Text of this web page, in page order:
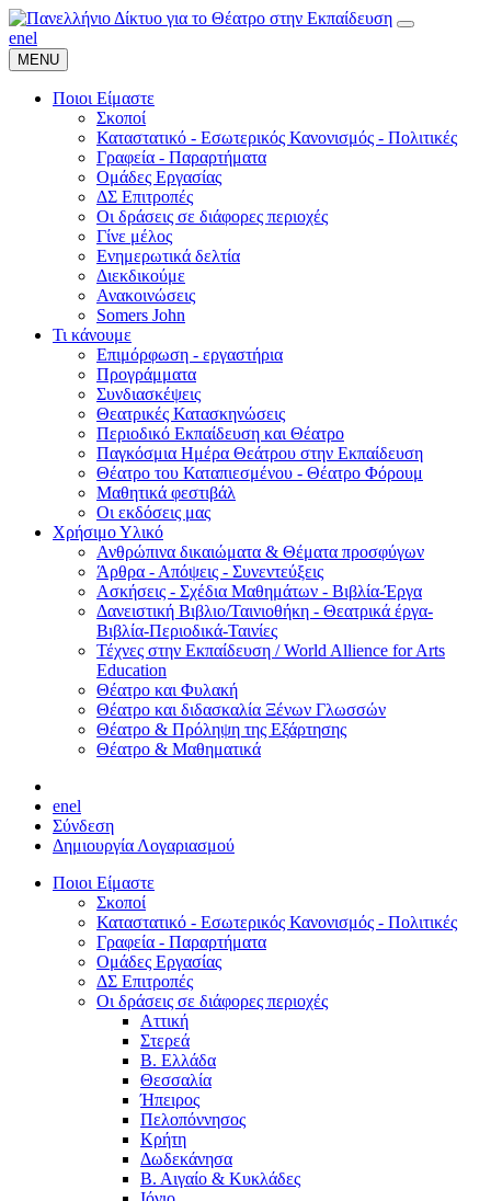
enel
MENU
Ποιοι Είμαστε
Σκοποί
Καταστατικό - Εσωτερικός Κανονισμός - Πολιτικές
Γραφεία - Παραρτήματα
Ομάδες Εργασίας
ΔΣ Επιτροπές
Οι δράσεις σε διάφορες περιοχές
Γίνε μέλος
Ενημερωτικά δελτία
Διεκδικούμε
Ανακοινώσεις
Somers John
Τι κάνουμε
Επιμόρφωση - εργαστήρια
Προγράμματα
Συνδιασκέψεις
Θεατρικές Κατασκηνώσεις
Περιοδικό Εκπαίδευση και Θέατρο
Παγκόσμια Ημέρα Θεάτρου στην Εκπαίδευση
Θέατρο του Καταπιεσμένου - Θέατρο Φόρουμ
Μαθητικά φεστιβάλ
Οι εκδόσεις μας
Χρήσιμο Υλικό
Ανθρώπινα δικαιώματα & Θέματα προσφύγων
Άρθρα - Απόψεις - Συνεντεύξεις
Ασκήσεις - Σχέδια Μαθημάτων - Βιβλία-Έργα
Δανειστική Βιβλιο/Ταινιοθήκη - Θεατρικά έργα-
Βιβλία-Περιοδικά-Ταινίες
Τέχνες στην Εκπαίδευση / World Allience for Arts
Education
Θέατρο και Φυλακή
Θέατρο και διδασκαλία Ξένων Γλωσσών
Θέατρο & Πρόληψη της Εξάρτησης
Θέατρο & Μαθηματικά
enel
Σύνδεση
Δημιουργία Λογαριασμού
Ποιοι Είμαστε
Σκοποί
Καταστατικό - Εσωτερικός Κανονισμός - Πολιτικές
Γραφεία - Παραρτήματα
Ομάδες Εργασίας
ΔΣ Επιτροπές
Οι δράσεις σε διάφορες περιοχές
Αττική
Στερεά
Β. Ελλάδα
Θεσσαλία
Ήπειρος
Πελοπόννησος
Κρήτη
Δωδεκάνησα
Β. Αιγαίο & Κυκλάδες